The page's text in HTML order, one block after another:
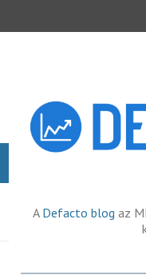
A Defacto blog az